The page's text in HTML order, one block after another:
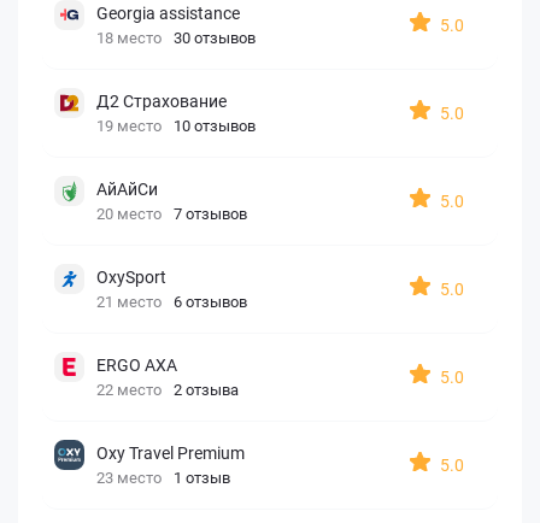
Georgia assistance
18 место 30 отзывов
5.0
Д2 Страхование
19 место 10 отзывов
5.0
АйАйСи
20 место 7 отзывов
5.0
OxySport
21 место 6 отзывов
5.0
ERGO AXA
22 место 2 отзыва
5.0
Oxy Travel Premium
23 место 1 отзыв
5.0